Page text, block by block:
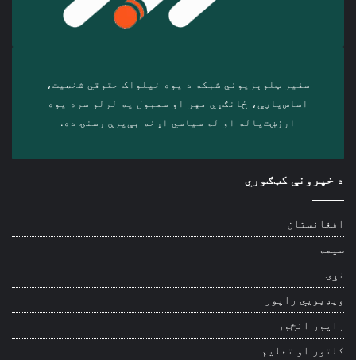
سفیر ټلوېزیوني شبکه د‎ یوه خپلواک حقوقي شخصیت،
اساس‌پاڼې، ځانګړي مهر او سمبول په لرلو سره ‎یوه
ارزښت‌پاله او ‎له سیاسي اړخه بې‌پرې رسنۍ ده.
د خپرونې کټګوري
افغانستان
سیمه
نړۍ
ویډیويي راپور
راپور انځور
کلتور او تعلیم